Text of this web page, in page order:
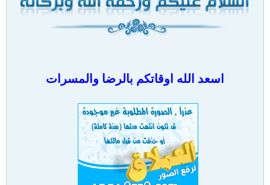
اسعد الله اوقاتكم بالرضا والمسرات